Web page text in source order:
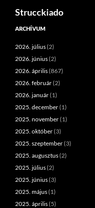
Tartalomhoz
Strucckiado
ARCHÍVUM
2026. július(2)
2026. június(2)
2026. április(867)
2026. február(2)
2026. január(1)
2025. december(1)
2025. november(1)
2025. október(3)
2025. szeptember(3)
2025. augusztus(2)
2025. július(2)
2025. június(3)
2025. május(1)
2025. április(5)